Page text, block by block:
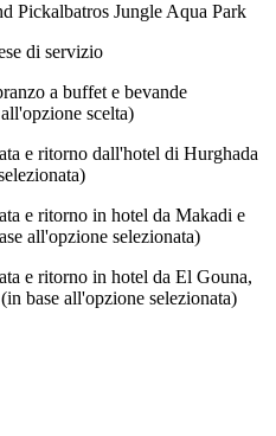
Pickalbatros Jungle Aqua Park
di servizio
a buffet e bevande
scelta)
e ritorno dall'hotel di Hurghada
e ritorno in hotel da Makadi e
all'opzione selezionata)
e ritorno in hotel da El Gouna,
base all'opzione selezionata)